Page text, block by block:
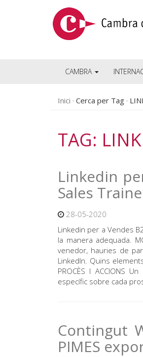
CAMBRA
Inici Cerca per Tag
TAG:
Linkedin
Sales
28-05-2020
Linkedin per a Vendes
la manera adequada.
venedor, hauries de
LinkedIn. Quins
PROCÈS I ACCIONS
específic sobre cada
Contingut
PIMES